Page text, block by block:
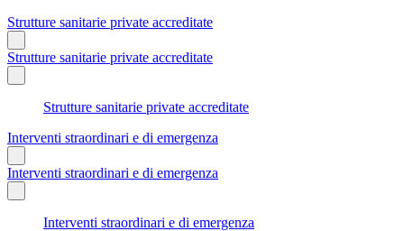
Strutture sanitarie private accreditate
Strutture sanitarie private accreditate
Strutture sanitarie private accreditate
Interventi straordinari e di emergenza
Interventi straordinari e di emergenza
Interventi straordinari e di emergenza